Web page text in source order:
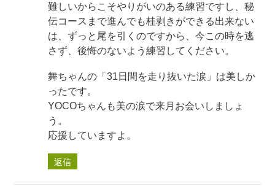
難しいからこそやりがいのある練習ですし、秘
伝コースまで進んでも桂剥きができる出来ない
は、ずっと尾を引くのですから、今この時を逃
さず、後悔のないよう練習してください。
舞ちゃんの「31日間を走り抜いた涙」は美しか
ったです。
YOCOちゃんも美の涙で来月お会いしましょ
う。
応援していますよ。
返信